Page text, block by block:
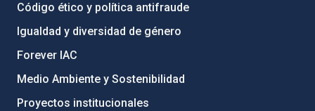
Código ético y política antifraude
Igualdad y diversidad de género
Forever IAC
Medio Ambiente y Sostenibilidad
Proyectos institucionales